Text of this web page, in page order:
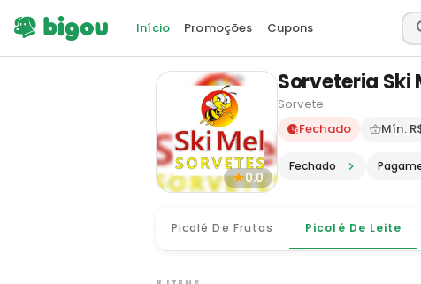
Início Promoções Cupons
0.0
Sorveteria Ski
Sorvete
Delivery em
Fechado Mín.
Fechado
Picolé De Frutas Picolé De Leite